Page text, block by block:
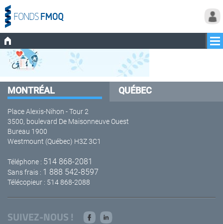
MONTRÉAL QUÉBEC
Place Alexis-Nihon - Tour 2
3500, boulevard De Maisonneuve Ouest
Bureau 1900
Westmount (Québec) H3Z 3C1
Téléphone : 514 868-2081
Sans frais : 1 888 542-8597
Télécopieur : 514 868-2088
SUIVEZ-NOUS !